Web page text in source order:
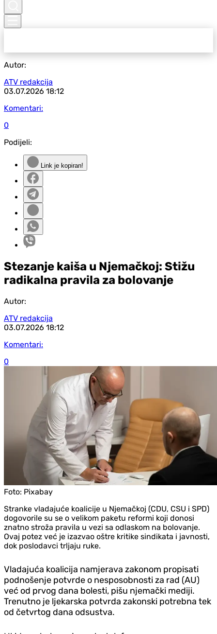
Autor:
ATV redakcija
03.07.2026 18:12
Komentari:
0
Podijeli:
Link je kopiran!
Stezanje kaiša u Njemačkoj: Stižu
radikalna pravila za bolovanje
Autor:
ATV redakcija
03.07.2026 18:12
Komentari:
0
Foto: Pixabay
Stranke vladajuće koalicije u Njemačkoj (CDU, CSU i SPD)
dogovorile su se o velikom paketu reformi koji donosi
znatno stroža pravila u vezi sa odlaskom na bolovanje.
Ovaj potez već je izazvao oštre kritike sindikata i javnosti,
dok poslodavci trljaju ruke.
Vladajuća koalicija namjerava zakonom propisati
podnošenje potvrde o nesposobnosti za rad (AU)
već od prvog dana bolesti, pišu njemački mediji.
Trenutno je ljekarska potvrda zakonski potrebna tek
od četvrtog dana odsustva.